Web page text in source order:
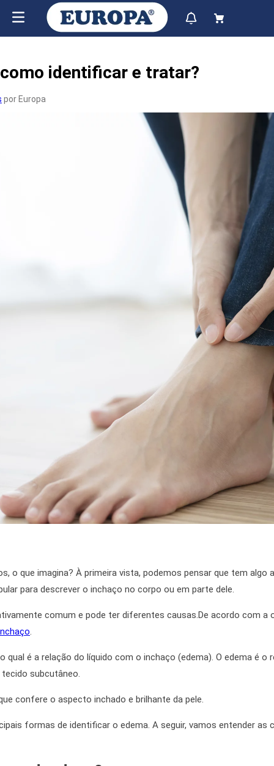
identificar e tratar?
por Europa
o que imagina? À primeira vista, podemos pensar que tem algo
para descrever o inchaço no corpo ou em parte dele.
comum e pode ter diferentes causas.De acordo com a
.
qual é a relação do líquido com o inchaço (edema). O edema é
subcutâneo.
confere o aspecto inchado e brilhante da pele.
formas de identificar o edema. A seguir, vamos entender